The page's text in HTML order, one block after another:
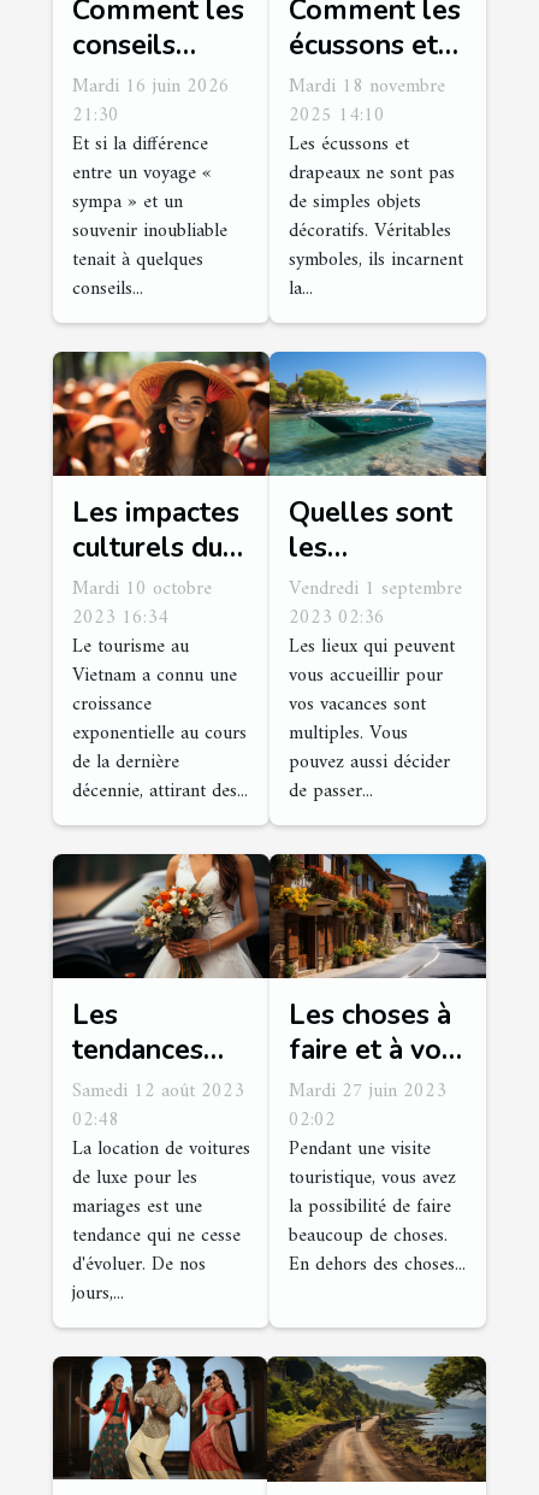
Comment les
conseils
d’experts
changent une
aventure en
voyage
inoubliable
Mardi 16 juin 2026
21:30
Et si la différence
entre un voyage «
sympa » et un
souvenir inoubliable
tenait à quelques
conseils...
Comment les
écussons et
drapeaux
renforcent-ils
l'identité
nationale ?
Mardi 18 novembre
2025 14:10
Les écussons et
drapeaux ne sont pas
de simples objets
décoratifs. Véritables
symboles, ils incarnent
la...
Les impactes
culturels du
tourisme au
Vietnam
Mardi 10 octobre
2023 16:34
Le tourisme au
Vietnam a connu une
croissance
exponentielle au cours
de la dernière
décennie, attirant des...
Quelles sont
les
démarches
pour louer un
bateau de
plaisance ?
Vendredi 1 septembre
2023 02:36
Les lieux qui peuvent
vous accueillir pour
vos vacances sont
multiples. Vous
pouvez aussi décider
de passer...
Les
tendances
actuelles
dans la
location de
voitures de
luxe pour les
mariages
Samedi 12 août 2023
02:48
La location de voitures
de luxe pour les
mariages est une
tendance qui ne cesse
d'évoluer. De nos
jours,...
Les choses à
faire et à voir
à Cuges les
Pins
Mardi 27 juin 2023
02:02
Pendant une visite
touristique, vous avez
la possibilité de faire
beaucoup de choses.
En dehors des choses...